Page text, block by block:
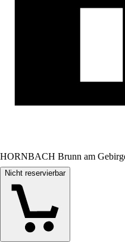
HORNBACH Brunn am
Nicht reservierbar